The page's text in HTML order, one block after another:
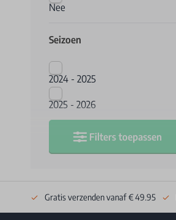
Nee
Seizoen
2024 - 2025
2025 - 2026
Filters toepassen
Gratis verzenden vanaf € 49.95